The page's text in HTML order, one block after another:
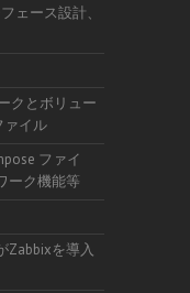
ェース設計、
クとボリュー
ァイル
ファイ
ーク機能等
Zabbixを導入